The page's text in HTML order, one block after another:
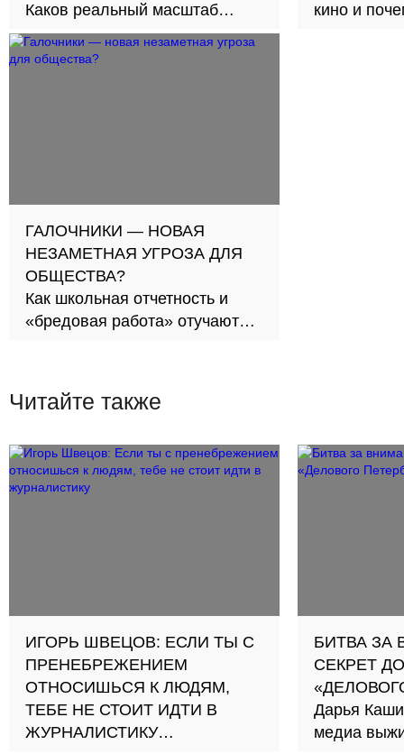
Каков реальный масштаб
проблемы и как её решить?
кино и
ГАЛОЧНИКИ — НОВАЯ
НЕЗАМЕТНАЯ УГРОЗА ДЛЯ
ОБЩЕСТВА?
Как школьная отчетность и
«бредовая работа» отучают
Читайте также
ИГОРЬ ШВЕЦОВ: ЕСЛИ ТЫ С
ПРЕНЕБРЕЖЕНИЕМ
ОТНОСИШЬСЯ К ЛЮДЯМ,
ТЕБЕ НЕ СТОИТ ИДТИ В
ЖУРНАЛИСТИКУ
БИТВА ЗА
СЕКРЕТ
Дарья
медиа